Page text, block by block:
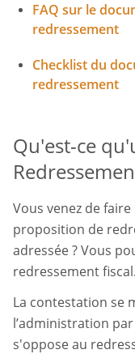
FAQ sur le
redressement
Checklist du
redressement
Qu'est-ce
Vous venez de
proposition de
adressée ? Vous
redressement fiscal.
La contestation se
l’administration
s'oppose au